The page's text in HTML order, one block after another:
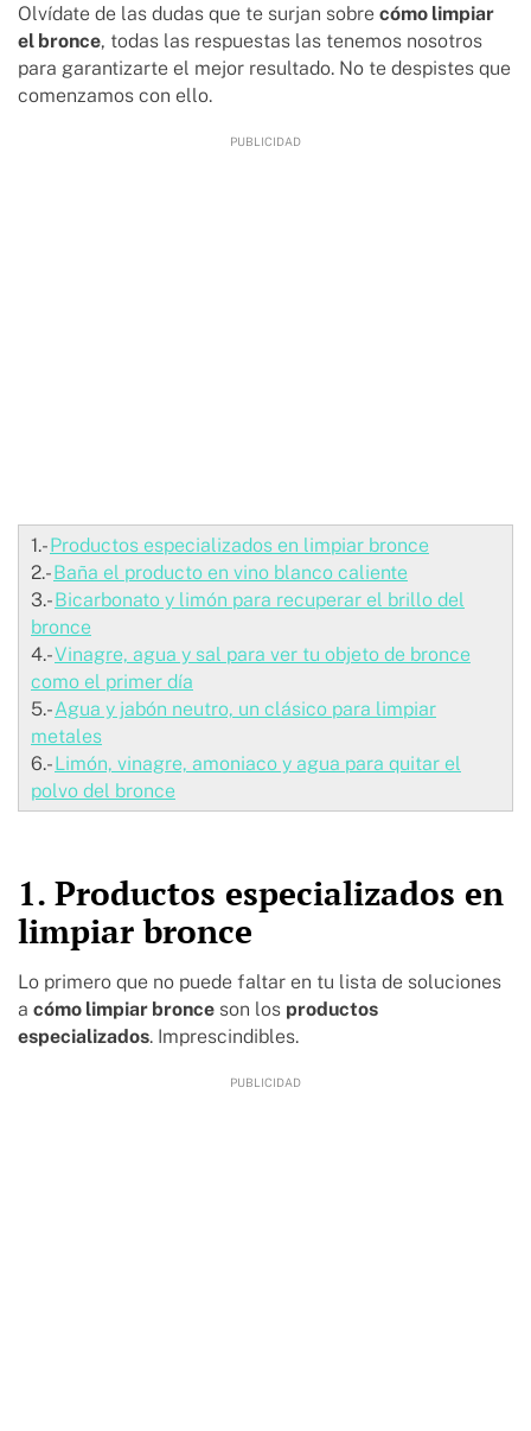
Olvídate de las dudas que te surjan sobre cómo limpiar
el bronce, todas las respuestas las tenemos nosotros
para garantizarte el mejor resultado. No te despistes que
comenzamos con ello.
1.-Productos especializados en limpiar bronce
2.-Baña el producto en vino blanco caliente
3.-Bicarbonato y limón para recuperar el brillo del
bronce
4.-Vinagre, agua y sal para ver tu objeto de bronce
como el primer día
5.-Agua y jabón neutro, un clásico para limpiar
metales
6.-Limón, vinagre, amoniaco y agua para quitar el
polvo del bronce
1. Productos especializados en
limpiar bronce
Lo primero que no puede faltar en tu lista de soluciones
a cómo limpiar bronce son los productos
especializados. Imprescindibles.